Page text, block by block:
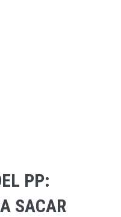
PP:
SACAR